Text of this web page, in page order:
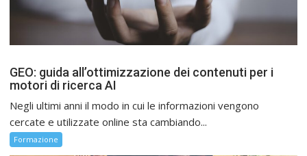
GEO: guida all’ottimizzazione dei contenuti per i
motori di ricerca AI
Negli ultimi anni il modo in cui le informazioni vengono
cercate e utilizzate online sta cambiando...
Formazione